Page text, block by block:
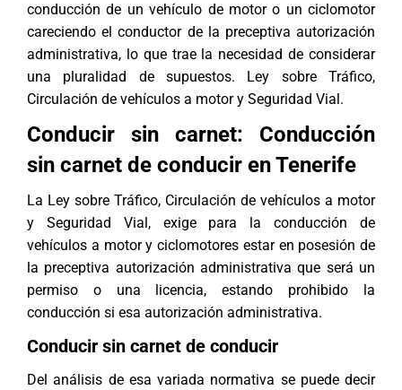
conducción de un vehículo de motor o un ciclomotor
careciendo el conductor de la preceptiva autorización
administrativa, lo que trae la necesidad de considerar
una pluralidad de supuestos. Ley sobre Tráfico,
Circulación de vehículos a motor y Seguridad Vial.
Conducir sin carnet: Conducción
sin carnet de conducir en Tenerife
La Ley sobre Tráfico, Circulación de vehículos a motor
y Seguridad Vial, exige para la conducción de
vehículos a motor y ciclomotores estar en posesión de
la preceptiva autorización administrativa que será un
permiso o una licencia, estando prohibido la
conducción si esa autorización administrativa.
Conducir sin carnet de conducir
Del análisis de esa variada normativa se puede decir